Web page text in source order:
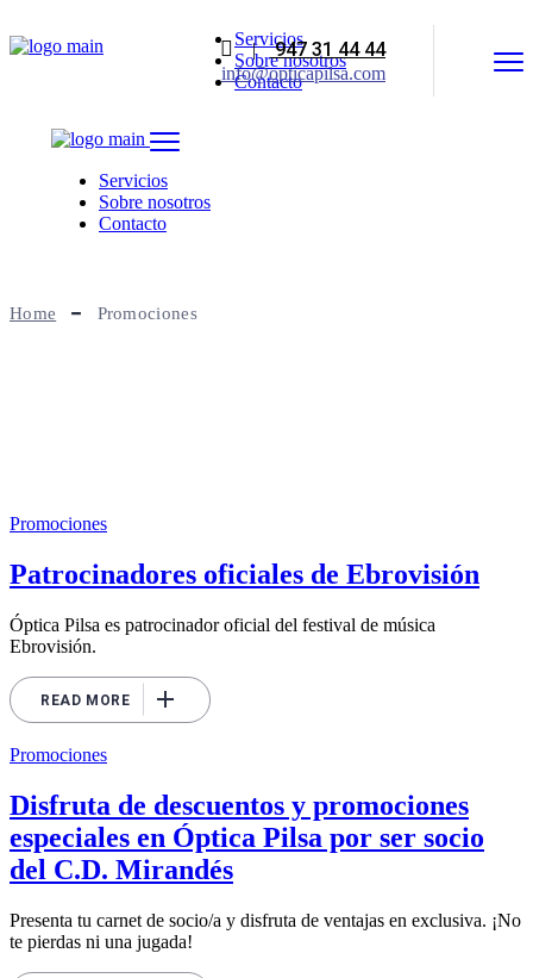
to
the
Servicios
Sobre nosotros
Contacto
|947 31 44 44
info@opticapilsa.com
Servicios
Sobre nosotros
Contacto
Home Promociones
Promociones
Patrocinadores oficiales de Ebrovisión
Óptica Pilsa es patrocinador oficial del festival de música
Ebrovisión.
READ MORE
Promociones
Disfruta de descuentos y promociones
especiales en Óptica Pilsa por ser socio
del C.D. Mirandés
Presenta tu carnet de socio/a y disfruta de ventajas en exclusiva. ¡No
te pierdas ni una jugada!